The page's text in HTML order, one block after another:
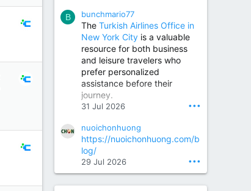
improved joint function,
helping patients return to an
active and comfortable
lifestyle.
Orthopedic Surgeon in Kondapur | Best Orthopedic Doctor in Kondapur | Dr. M. Ranganath Reddy
Consult Dr. M. Ranganath
Reddy, the best...
www.drranganathreddy.co
m
B bunchmario77
The Turkish Airlines Office in
New York City is a valuable
resource for both business
and leisure travelers who
prefer personalized
assistance before their
journey.
31 Jul 2026 •••
nuoichonhuong
https://nuoichonhuong.com/b
log/
29 Jul 2026 •••